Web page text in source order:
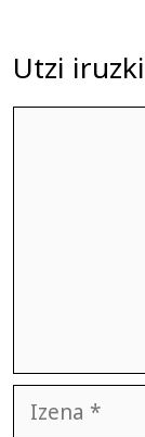
Utzi